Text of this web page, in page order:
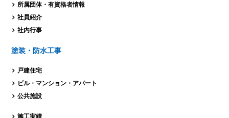
所属団体・有資格者情報
社員紹介
社内行事
塗装・防水工事
戸建住宅
ビル・マンション・ アパート
公共施設
施工実績